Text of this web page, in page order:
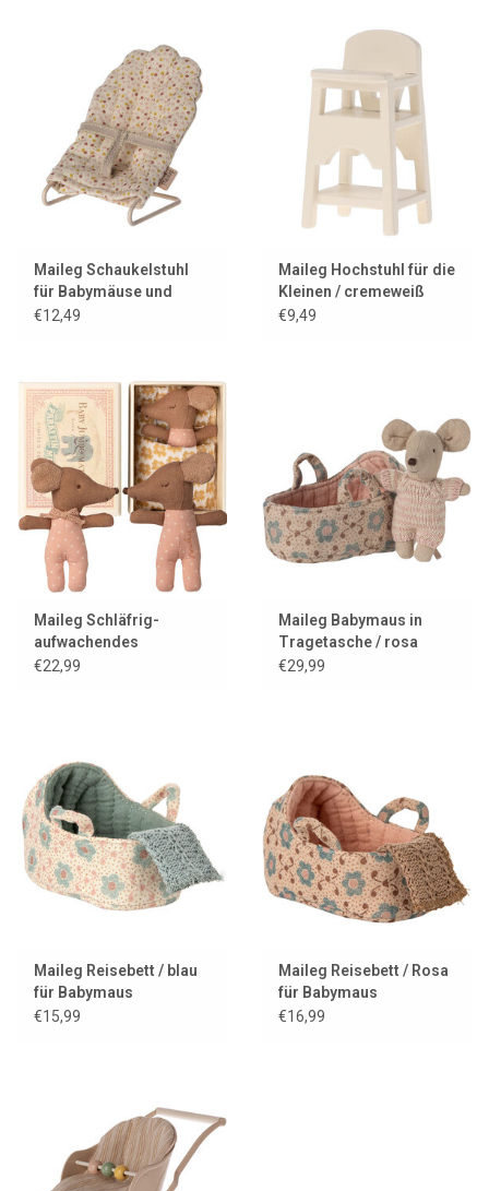
Maileg Schaukelstuhl
für Babymäuse und
Hasen
€12,49
Maileg Hochstuhl für die
Kleinen / cremeweiß
€9,49
Maileg Schläfrig-
aufwachendes
Babymausmädchen in
€22,99
Maileg Babymaus in
Tragetasche / rosa
€29,99
Maileg Reisebett / blau
für Babymaus
€15,99
Maileg Reisebett / Rosa
für Babymaus
€16,99